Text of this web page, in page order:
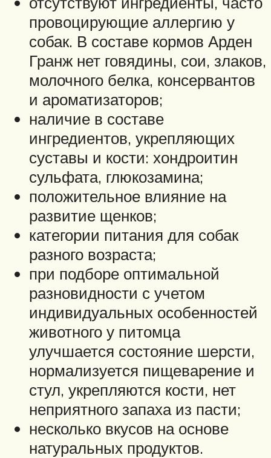
провоцирующие аллергию у
собак. В составе кормов Арден
Гранж нет говядины, сои, злаков,
молочного белка, консервантов
и ароматизаторов;
наличие в составе
ингредиентов, укрепляющих
суставы и кости: хондроитин
сульфата, глюкозамина;
положительное влияние на
развитие щенков;
категории питания для собак
разного возраста;
при подборе оптимальной
разновидности с учетом
индивидуальных особенностей
животного у питомца
улучшается состояние шерсти,
нормализуется пищеварение и
стул, укрепляются кости, нет
неприятного запаха из пасти;
несколько вкусов на основе
натуральных продуктов.